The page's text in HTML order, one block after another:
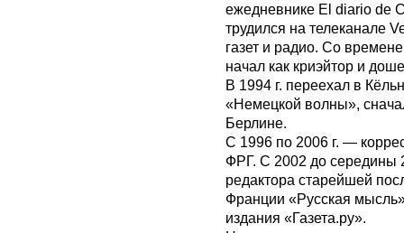
ежедневнике El diario de
трудился на телеканале
газет и радио. Со
начал как криэйтор и
В 1994 г. переехал в
«Немецкой волны»,
Берлине.
С 1996 по 2006 г. —
ФРГ. С 2002 до середины
редактора старейшей
Франции «Русская
издания «Газета.ру».